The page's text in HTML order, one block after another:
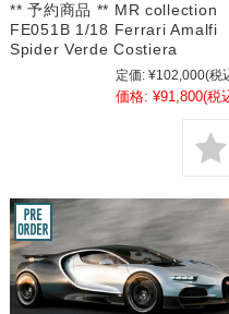
** 予約商品 ** MR collection
FE051B 1/18 Ferrari Amalfi
Spider Verde Costiera
定価: ¥102,000(税
価格: ¥91,800(税